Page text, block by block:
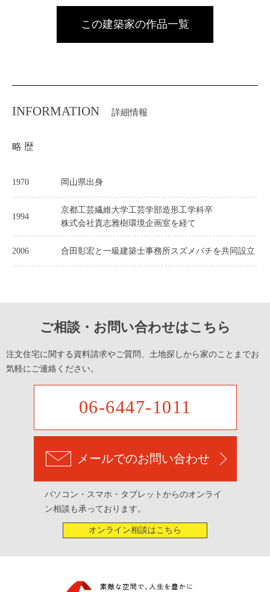
この建築家の作品一覧
INFORMATION 詳細情報
略 歴
1970 岡山県出身
1994
京都工芸繊維大学工芸学部造形工学科卒
株式会社貴志雅樹環境企画室を経て
2006 合田彰宏と一級建築士事務所スズメバチを共同設立
ご相談・お問い合わせはこちら
注文住宅に関する資料請求やご質問、土地探しから家のことまでお
気軽にご連絡ください。
06-6447-1011
メールでのお問い合わせ
パソコン・スマホ・タブレットからのオンライ
ン相談も承っております。
オンライン相談はこちら